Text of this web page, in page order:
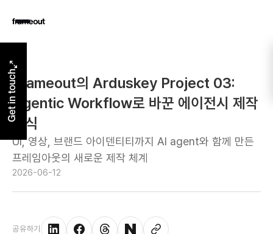
Get in touchFrameout의 Arduskey Project 03:
Agentic Workflow로 바꾼 에이전시 제작
방식
UI, 영상, 브랜드 아이덴티티까지 AI agent와 함께 만든
프레임아웃의 새로운 제작 체계
2026-06-12
공유하기